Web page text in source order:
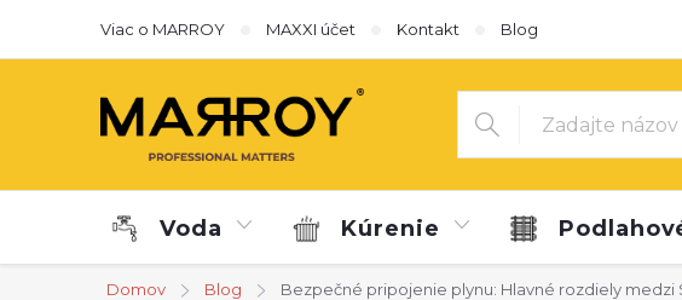
Viac o MARROY MAXXI účet Kontakt Blog
Voda Kúrenie
Domov Blog Bezpečné pripojenie plynu: Hlavné rozdiely medzi